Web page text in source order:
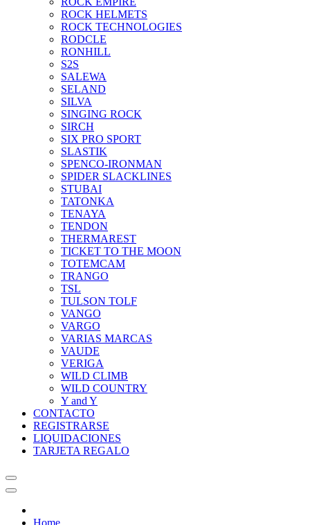
ROCK HELMETS
ROCK TECHNOLOGIES
RODCLE
RONHILL
S2S
SALEWA
SELAND
SILVA
SINGING ROCK
SIRCH
SIX PRO SPORT
SLASTIK
SPENCO-IRONMAN
SPIDER SLACKLINES
STUBAI
TATONKA
TENAYA
TENDON
THERMAREST
TICKET TO THE MOON
TOTEMCAM
TRANGO
TSL
TULSON TOLF
VANGO
VARGO
VARIAS MARCAS
VAUDE
VERIGA
WILD CLIMB
WILD COUNTRY
Y and Y
CONTACTO
REGISTRARSE
LIQUIDACIONES
TARJETA REGALO
Home